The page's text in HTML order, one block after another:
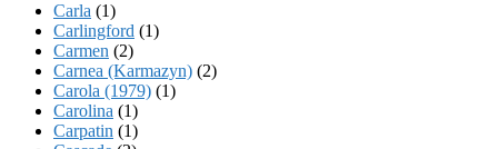
Carla (1)
Carlingford (1)
Carmen (2)
Carnea (Karmazyn) (2)
Carola (1979) (1)
Carolina (1)
Carpatin (1)